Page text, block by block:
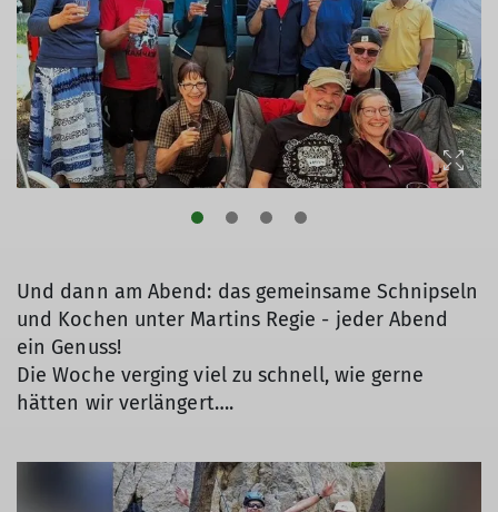
Und dann am Abend: das gemeinsame Schnipseln
und Kochen unter Martins Regie - jeder Abend
ein Genuss!
Die Woche verging viel zu schnell, wie gerne
hätten wir verlängert….